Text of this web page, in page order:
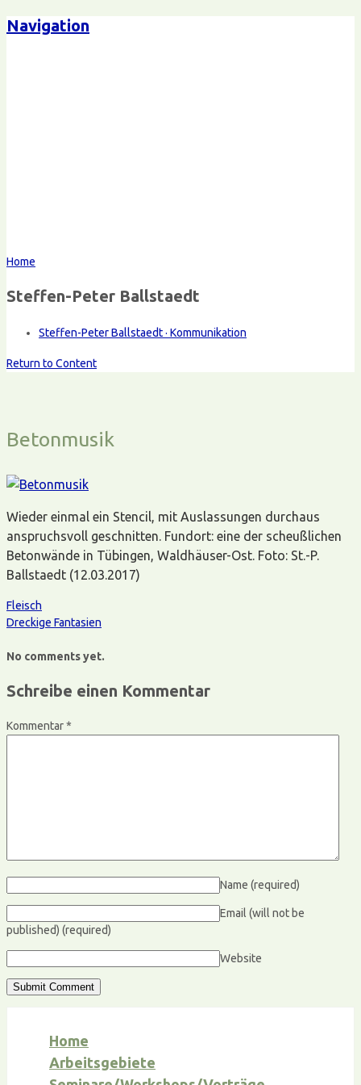
Navigation
Home
Steffen-Peter Ballstaedt
Steffen-Peter Ballstaedt · Kommunikation
Return to Content
Betonmusik
Wieder einmal ein Stencil, mit Auslassungen durchaus
anspruchsvoll geschnitten. Fundort: eine der scheußlichen
Betonwände in Tübingen, Waldhäuser-Ost. Foto: St.-P.
Ballstaedt (12.03.2017)
Fleisch
Dreckige Fantasien
No comments yet.
Schreibe einen Kommentar
Kommentar*
Name (required)
Email (will not be
published) (required)
Website
Home
Arbeitsgebiete